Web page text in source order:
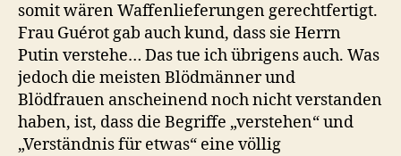
somit wären Waffenlieferungen gerechtfertigt.
Frau Guérot gab auch kund, dass sie Herrn
Putin verstehe… Das tue ich übrigens auch. Was
jedoch die meisten Blödmänner und
Blödfrauen anscheinend noch nicht verstanden
haben, ist, dass die Begriffe „verstehen“ und
„Verständnis für etwas“ eine völlig